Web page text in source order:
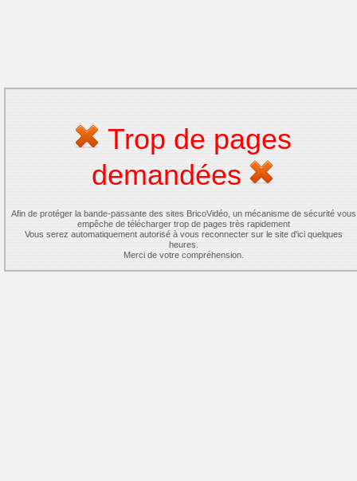
Trop de pages
demandées
Afin de protéger la bande-passante des sites BricoVidéo, un mécanisme de sécurité vous
empêche de télécharger trop de pages très rapidement
Vous serez automatiquement autorisé à vous reconnecter sur le site d'ici quelques
heures.
Merci de votre compréhension.